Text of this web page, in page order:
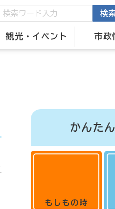
観光・イベント 市政
検索
かんた
もしもの時